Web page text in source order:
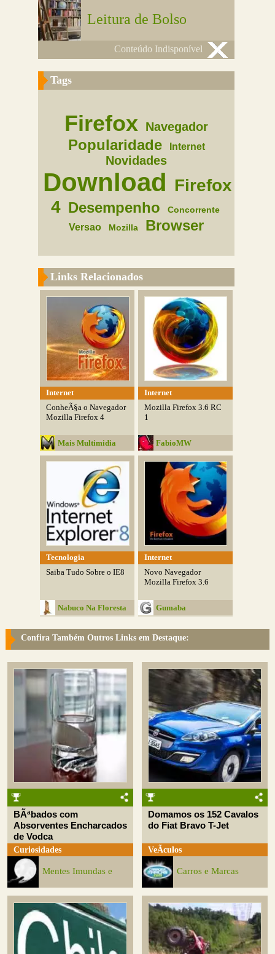
Leitura de Bolso
Conteúdo Indisponível
Tags
Firefox Navegador
Popularidade Internet
Novidades
Download Firefox
4 Desempenho Concorrente
Versao Mozilla Browser
Links Relacionados
Internet
ConheÃ§a o Navegador
Mozilla Firefox 4
Mais Multimidia
Internet
Mozilla Firefox 3.6 RC
1
FabioMW
Tecnologia
Saiba Tudo Sobre o IE8
Nabuco Na Floresta
Internet
Novo Navegador
Mozilla Firefox 3.6
Gumaba
Confira Também Outros Links em Destaque:
BÃªbados com
Absorventes Encharcados
de Vodca
Curiosidades
Mentes Imundas e
Domamos os 152 Cavalos
do Fiat Bravo T-Jet
VeÃ­culos
Carros e Marcas